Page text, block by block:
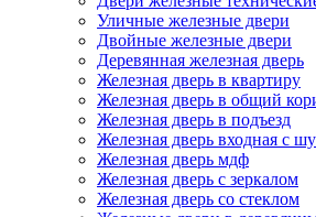
Уличные железные двери
Двойные железные двери
Деревянная железная дверь
Железная дверь в квартиру
Железная дверь в общий
Железная дверь в подъезд
Железная дверь входная с
Железная дверь мдф
Железная дверь с зеркалом
Железная дверь со стеклом